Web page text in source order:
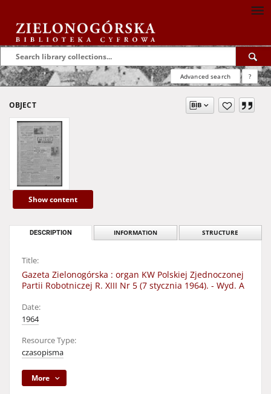
Advanced search ?
OBJECT
Show content
DESCRIPTION INFORMATION STRUCTURE
Title:
Gazeta Zielonogórska : organ KW Polskiej Zjednoczonej
Partii Robotniczej R. XIII Nr 5 (7 stycznia 1964). - Wyd. A
Date:
1964
Resource Type:
czasopisma
More